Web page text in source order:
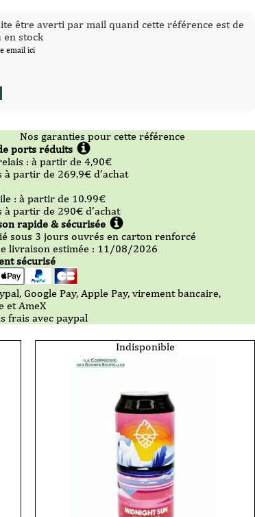
être averti par mail quand cette référence est de
en stock
email ici
Nos garanties pour cette référence
ports réduits
:à partir de 4,90€
à partir de 269.9€ d’achat
:à partir de 10.99€
à partir de 290€ d’achat
rapide & sécurisée
sous 3 jours ouvrés en carton renforcé
livraison estimée : 11/08/2026
sécurisé
Google Pay, Apple Pay, virement bancaire,
et AmeX
frais avec paypal
Indisponible